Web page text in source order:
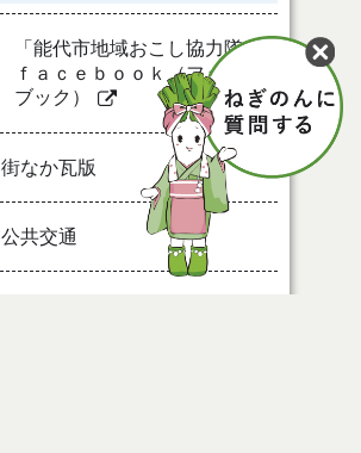
「能代市地域おこし協力隊」
ｆａｃｅｂｏｏｋ（フェイス
ブック）
街なか瓦版
公共交通